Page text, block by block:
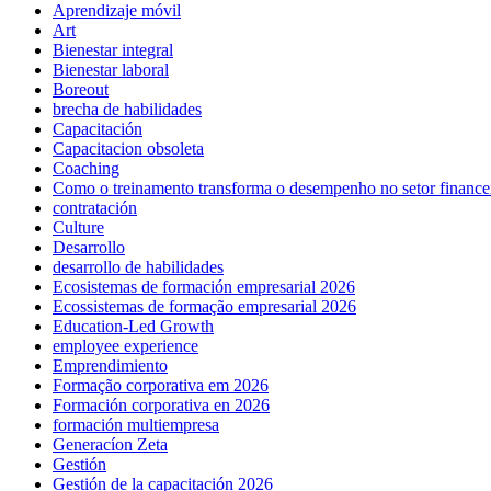
Aprendizaje móvil
Art
Bienestar integral
Bienestar laboral
Boreout
brecha de habilidades
Capacitación
Capacitacion obsoleta
Coaching
Como o treinamento transforma o desempenho no setor
contratación
Culture
Desarrollo
desarrollo de habilidades
Ecosistemas de formación empresarial 2026
Ecossistemas de formação empresarial 2026
Education-Led Growth
employee experience
Emprendimiento
Formação corporativa em 2026
Formación corporativa en 2026
formación multiempresa
Generacíon Zeta
Gestión
Gestión de la capacitación 2026